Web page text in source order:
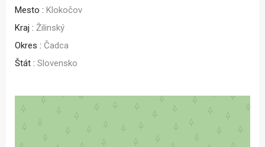
Mesto : Klokočov
Kraj : Žilinský
Okres : Čadca
Štát : Slovensko